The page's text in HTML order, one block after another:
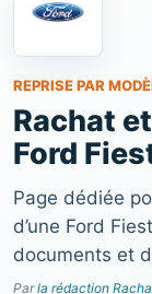
REPRISE PAR
Rachat
Ford
Page dédiée
d’une Ford
documents et
Parla rédaction